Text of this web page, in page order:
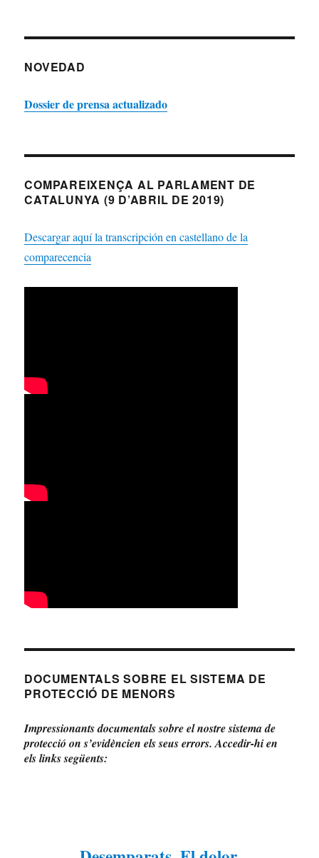
NOVEDAD
Dossier de prensa actualizado
COMPAREIXENÇA AL PARLAMENT DE
CATALUNYA (9 D’ABRIL DE 2019)
Descargar aquí la transcripción en castellano de la
comparecencia
DOCUMENTALS SOBRE EL SISTEMA DE
PROTECCIÓ DE MENORS
Impressionants documentals sobre el nostre sistema de
protecció on s’evidèncien els seus errors. Accedir-hi en
els links següents: